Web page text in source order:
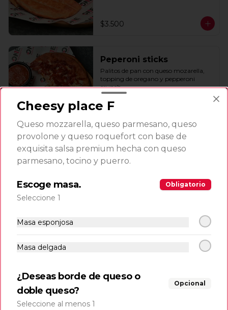
$3.500
Peperoni sticks
Palitos de pan con queso mozarella,
topping de oregano y pepperoni
crunch.
Made in venezuela
Queso frito
200 gr de queso frito con salsa de la
Cheesy place F
Queso mozzarella, queso parmesano, queso
provolone y queso roquefort con base de
exquisita salsa premium hecha con queso
parmesano, tocino y puerro.
Escoge masa. Obligatorio
Seleccione 1
Masa esponjosa
Masa delgada
¿Deseas borde de queso o
doble queso?
Opcional
Seleccione al menos 1